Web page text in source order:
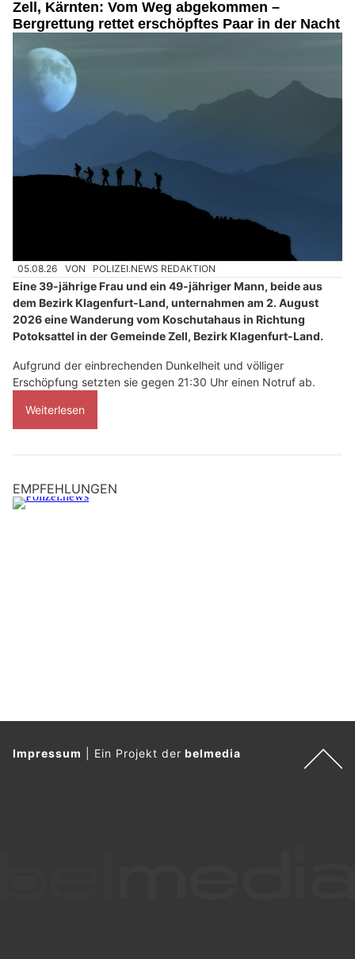
Zell, Kärnten: Vom Weg abgekommen –
Bergrettung rettet erschöpftes Paar in der Nacht
05.08.26 VON POLIZEI.NEWS REDAKTION
Eine 39-jährige Frau und ein 49-jähriger Mann, beide aus
dem Bezirk Klagenfurt-Land, unternahmen am 2. August
2026 eine Wanderung vom Koschutahaus in Richtung
Potoksattel in der Gemeinde Zell, Bezirk Klagenfurt-Land.
Aufgrund der einbrechenden Dunkelheit und völliger
Erschöpfung setzten sie gegen 21:30 Uhr einen Notruf ab.
Weiterlesen
EMPFEHLUNGEN
Impressum Ein Projekt derbelmedia